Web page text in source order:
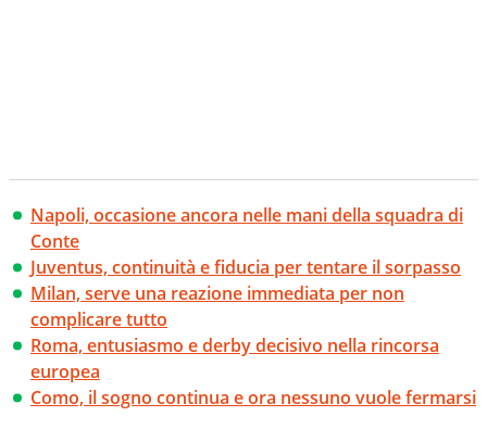
Napoli, occasione ancora nelle mani della squadra di
Conte
Juventus, continuità e fiducia per tentare il sorpasso
Milan, serve una reazione immediata per non
complicare tutto
Roma, entusiasmo e derby decisivo nella rincorsa
europea
Como, il sogno continua e ora nessuno vuole fermarsi